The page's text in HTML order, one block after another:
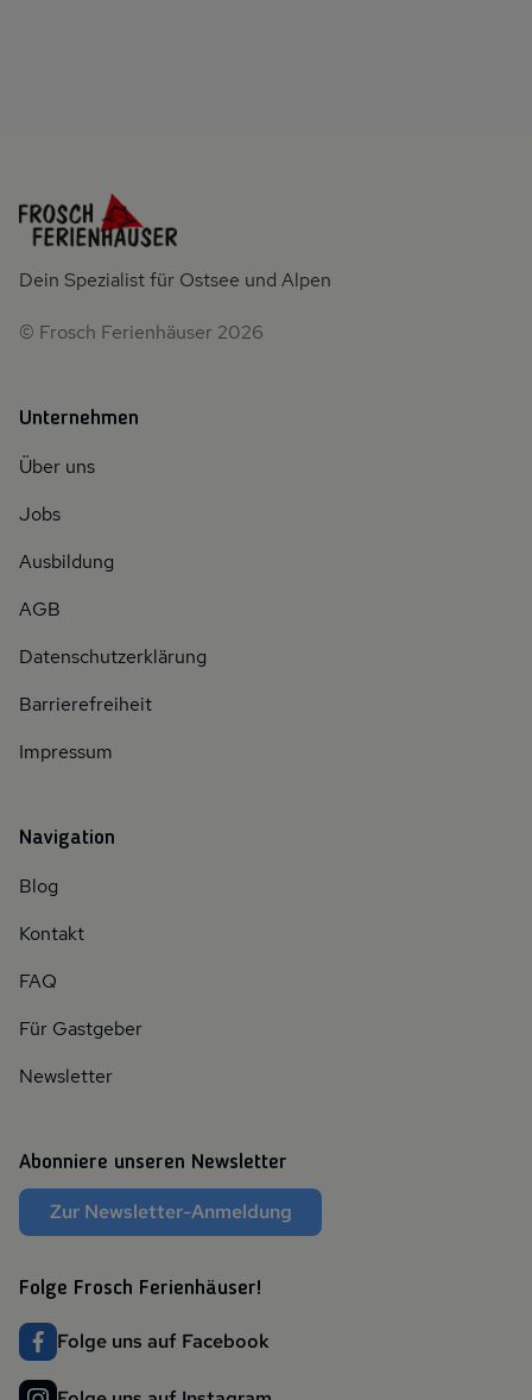
Dein Spezialist für Ostsee und Alpen
© Frosch Ferienhäuser 2026
Unternehmen
Über uns
Jobs
Ausbildung
AGB
Datenschutzerklärung
Barrierefreiheit
Impressum
Navigation
Blog
Kontakt
FAQ
Für Gastgeber
Newsletter
Abonniere unseren Newsletter
Zur Newsletter-Anmeldung
Folge Frosch Ferienhäuser!
Folge uns auf Facebook